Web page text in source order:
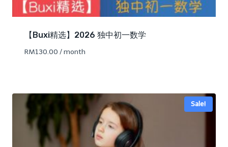
【Buxi精选】2026 独中初一数学
RM130.00 / month
Sale!